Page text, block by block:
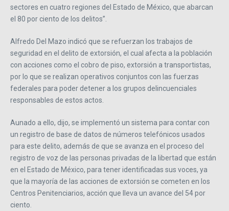
sectores en cuatro regiones del Estado de México, que abarcan
el 80 por ciento de los delitos”.
Alfredo Del Mazo indicó que se refuerzan los trabajos de
seguridad en el delito de extorsión, el cual afecta a la población
con acciones como el cobro de piso, extorsión a transportistas,
por lo que se realizan operativos conjuntos con las fuerzas
federales para poder detener a los grupos delincuenciales
responsables de estos actos.
Aunado a ello, dijo, se implementó un sistema para contar con
un registro de base de datos de números telefónicos usados
para este delito, además de que se avanza en el proceso del
registro de voz de las personas privadas de la libertad que están
en el Estado de México, para tener identificadas sus voces, ya
que la mayoría de las acciones de extorsión se cometen en los
Centros Penitenciarios, acción que lleva un avance del 54 por
ciento.